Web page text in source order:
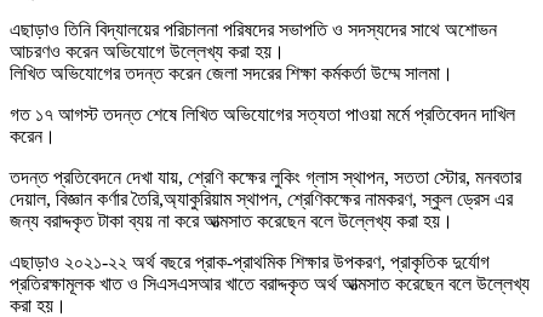
এছাড়াও তিনি বিদ্যালয়ের পরিচালনা পরিষদের সভাপতি ও সদস্যদের সাথে অশোভন
আচরণও করেন অভিযোগে উল্লেখ্য করা হয়।
লিখিত অভিযোগের তদন্ত করেন জেলা সদরের শিক্ষা কর্মকর্তা উম্মে সালমা।
গত ১৭ আগস্ট তদন্ত শেষে লিখিত অভিযোগের সত্যতা পাওয়া মর্মে প্রতিবেদন দাখিল
করেন।
তদন্ত প্রতিবেদনে দেখা যায়, শ্রেণি কক্ষের লুকিং গ্লাস স্থাপন, সততা স্টোর, মনবতার
দেয়াল, বিজ্ঞান কর্ণার তৈরি,অ্যাকুরিয়াম স্থাপন, শ্রেণিকক্ষের নামকরণ, স্কুল ড্রেস এর
জন্য বরাদ্দকৃত টাকা ব্যয় না করে আত্মসাত করেছেন বলে উল্লেখ্য করা হয়।
এছাড়াও ২০২১-২২ অর্থ বছরে প্রাক-প্রাথমিক শিক্ষার উপকরণ, প্রাকৃতিক দুর্যোগ
প্রতিরক্ষামূলক খাত ও সিএসএসআর খাতে বরাদ্দকৃত অর্থ আত্মসাত করেছেন বলে উল্লেখ্য
করা হয়।